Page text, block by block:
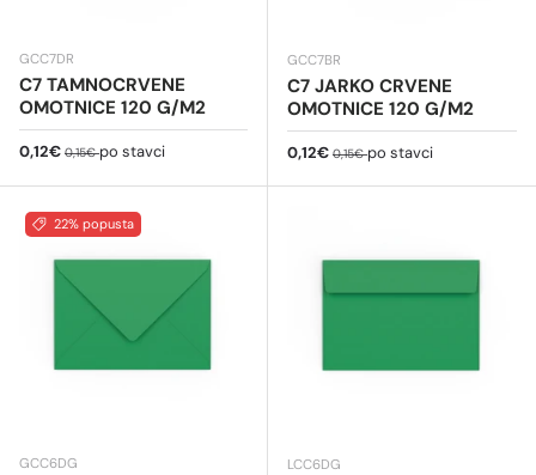
GCC7DR
C7 TAMNOCRVENE
OMOTNICE 120 G/M2
Cijena na sniženju
0,12€ Redovna cijena
0,15€po stavci
GCC7BR
C7 JARKO CRVENE
OMOTNICE 120 G/M2
Cijena na sniženju
0,12€ Redovna cijena
0,15€po stavci
22% popusta
GCC6DG LCC6DG